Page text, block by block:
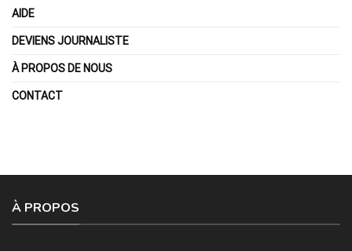
AIDE
DEVIENS JOURNALISTE
À PROPOS DE NOUS
CONTACT
À PROPOS